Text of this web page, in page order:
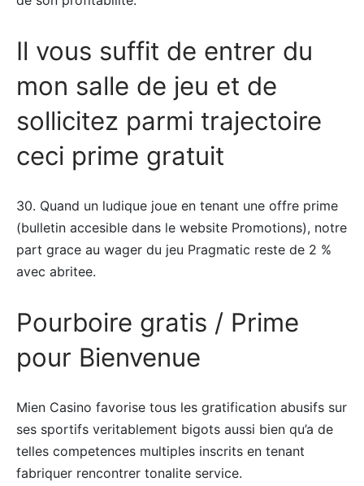
Il vous suffit de entrer du
mon salle de jeu et de
sollicitez parmi trajectoire
ceci prime gratuit
30. Quand un ludique joue en tenant une offre prime
(bulletin accesible dans le website Promotions), notre
part grace au wager du jeu Pragmatic reste de 2 %
avec abritee.
Pourboire gratis / Prime
pour Bienvenue
Mien Casino favorise tous les gratification abusifs sur
ses sportifs veritablement bigots aussi bien qu’a de
telles competences multiples inscrits en tenant
fabriquer rencontrer tonalite service.